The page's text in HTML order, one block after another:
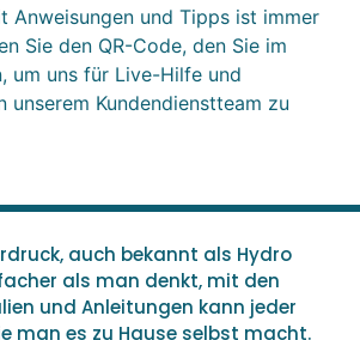
Anweisungen und Tipps ist immer
Sie den QR-Code, den Sie im
um uns für Live-Hilfe und
unserem Kundendienstteam zu
auch bekannt als Hydro
als man denkt, mit den
und Anleitungen kann jeder
man es zu Hause selbst macht.